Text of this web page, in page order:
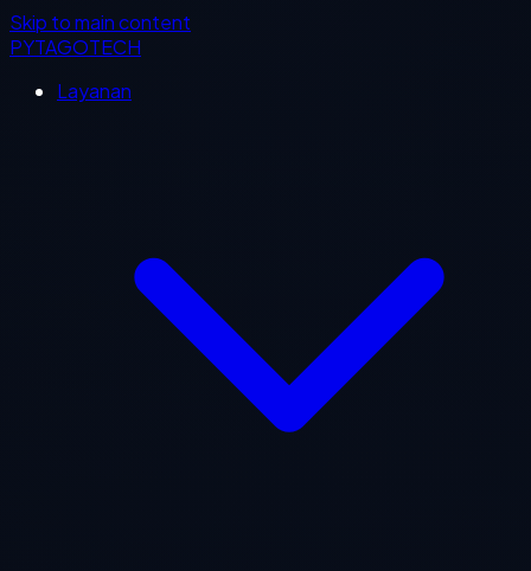
Skip to main content
PYTAGOTECH
Layanan